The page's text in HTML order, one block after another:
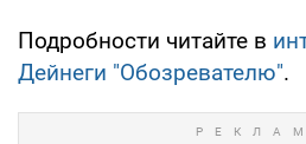
Подробности читайте в
Дейнеги "Обозревателю".